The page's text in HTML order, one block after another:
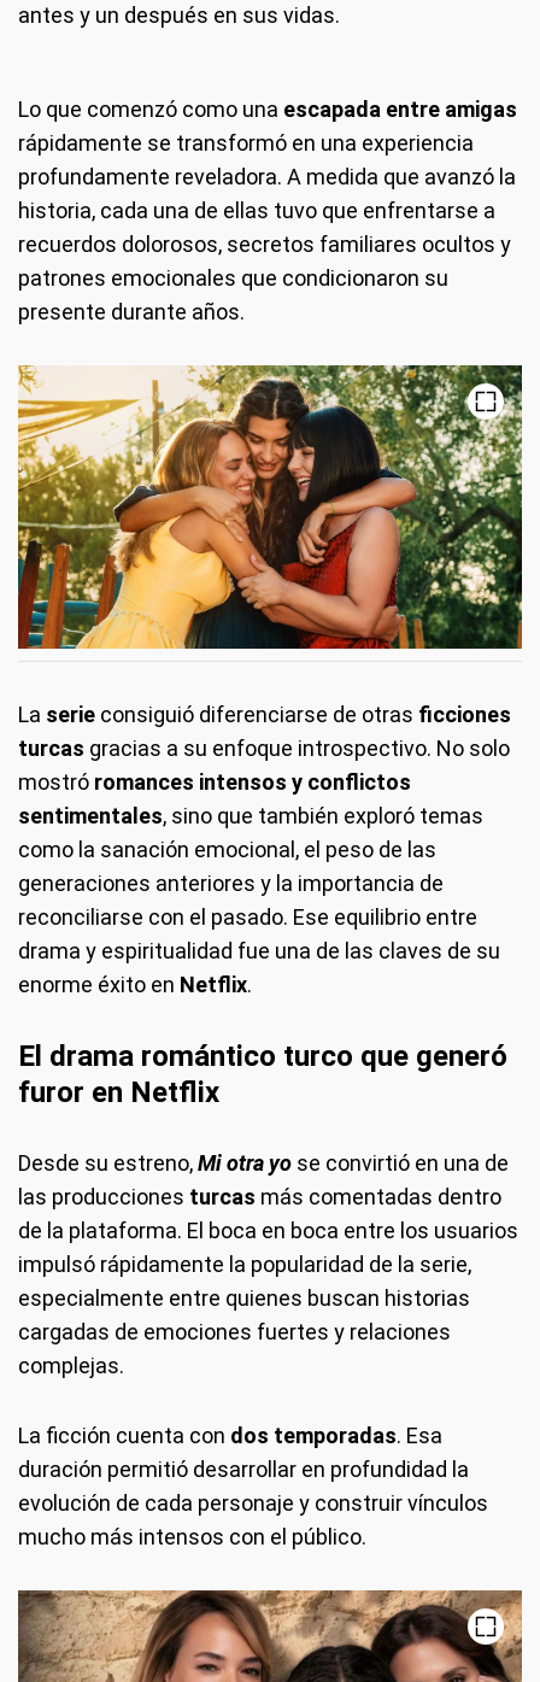
antes y un después en sus vidas.
Lo que comenzó como una escapada entre amigas
rápidamente se transformó en una experiencia
profundamente reveladora. A medida que avanzó la
historia, cada una de ellas tuvo que enfrentarse a
recuerdos dolorosos, secretos familiares ocultos y
patrones emocionales que condicionaron su
presente durante años.
La serie consiguió diferenciarse de otras ficciones
turcas gracias a su enfoque introspectivo. No solo
mostró romances intensos y conflictos
sentimentales, sino que también exploró temas
como la sanación emocional, el peso de las
generaciones anteriores y la importancia de
reconciliarse con el pasado. Ese equilibrio entre
drama y espiritualidad fue una de las claves de su
enorme éxito en Netflix.
El drama romántico turco que generó
furor en Netflix
Desde su estreno,Mi otra yo se convirtió en una de
las producciones turcas más comentadas dentro
de la plataforma. El boca en boca entre los usuarios
impulsó rápidamente la popularidad de la serie,
especialmente entre quienes buscan historias
cargadas de emociones fuertes y relaciones
complejas.
La ficción cuenta con dos temporadas. Esa
duración permitió desarrollar en profundidad la
evolución de cada personaje y construir vínculos
mucho más intensos con el público.